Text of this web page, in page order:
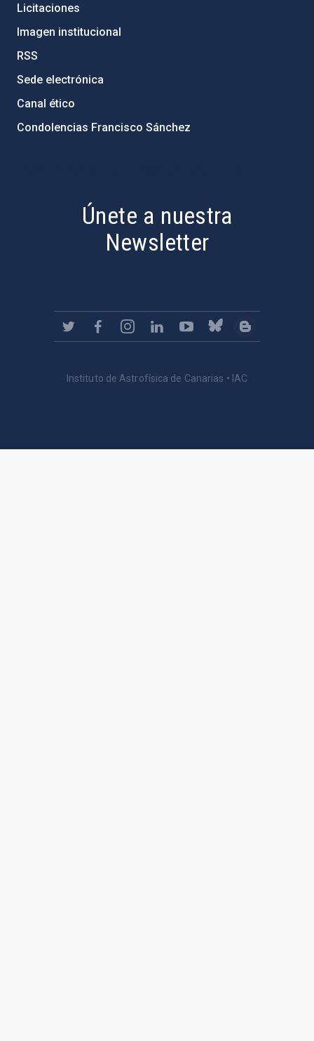
Licitaciones
Imagen institucional
RSS
Sede electrónica
Canal ético
Condolencias Francisco Sánchez
Únete a nuestra
Newsletter
Instituto de Astrofísica de Canarias • IAC